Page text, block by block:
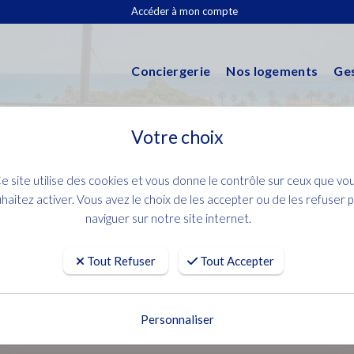
Accéder à mon compte
Conciergerie Nos logements
à Sanary-sur-Mer –
Votre choix
site utilise des cookies et vous donne le contrôle sur ceux que
activer. Vous avez le choix de les accepter ou de les refuser
naviguer sur notre site internet.
Tout Refuser Tout Accepter
Personnaliser